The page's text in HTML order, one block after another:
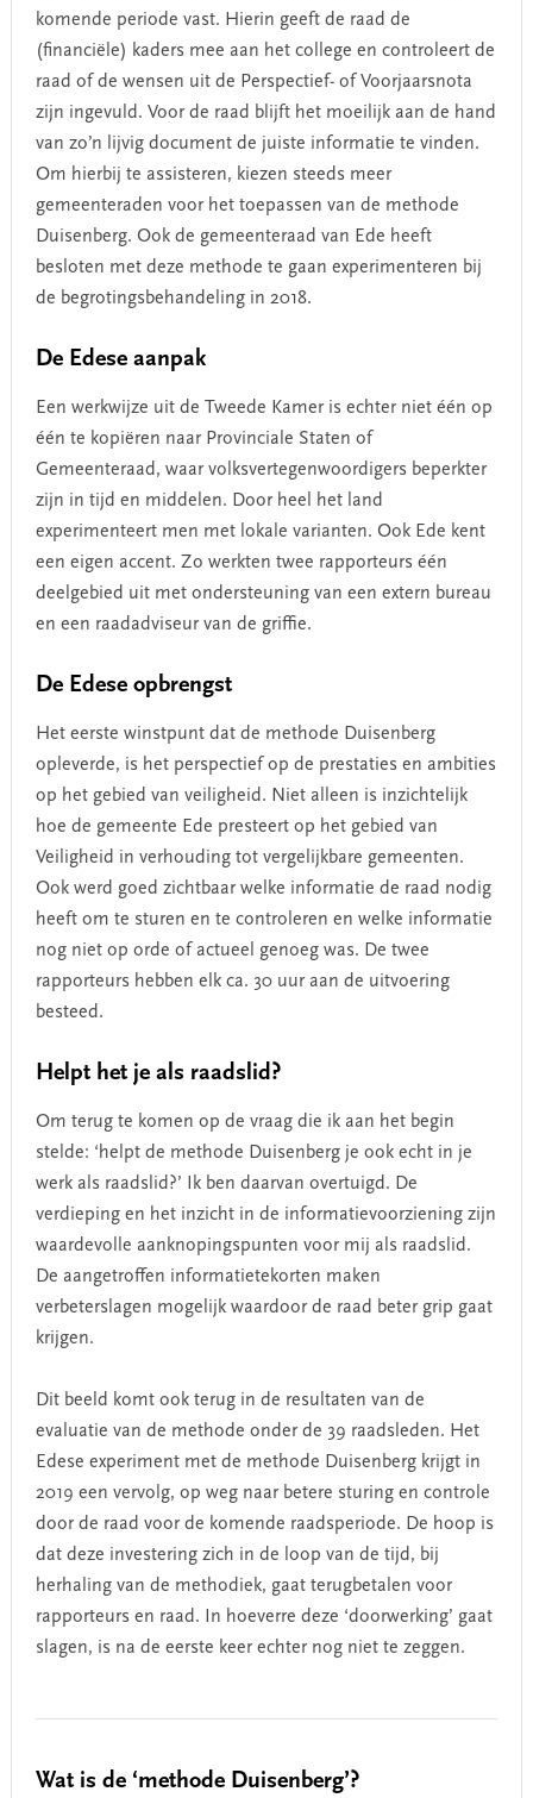
komende periode vast. Hierin geeft de raad de
(financiële) kaders mee aan het college en controleert de
raad of de wensen uit de Perspectief- of Voorjaarsnota
zijn ingevuld. Voor de raad blijft het moeilijk aan de hand
van zo’n lijvig document de juiste informatie te vinden.
Om hierbij te assisteren, kiezen steeds meer
gemeenteraden voor het toepassen van de methode
Duisenberg. Ook de gemeenteraad van Ede heeft
besloten met deze methode te gaan experimenteren bij
de begrotingsbehandeling in 2018.
De Edese aanpak
Een werkwijze uit de Tweede Kamer is echter niet één op
één te kopiëren naar Provinciale Staten of
Gemeenteraad, waar volksvertegenwoordigers beperkter
zijn in tijd en middelen. Door heel het land
experimenteert men met lokale varianten. Ook Ede kent
een eigen accent. Zo werkten twee rapporteurs één
deelgebied uit met ondersteuning van een extern bureau
en een raadadviseur van de griffie.
De Edese opbrengst
Het eerste winstpunt dat de methode Duisenberg
opleverde, is het perspectief op de prestaties en ambities
op het gebied van veiligheid. Niet alleen is inzichtelijk
hoe de gemeente Ede presteert op het gebied van
Veiligheid in verhouding tot vergelijkbare gemeenten.
Ook werd goed zichtbaar welke informatie de raad nodig
heeft om te sturen en te controleren en welke informatie
nog niet op orde of actueel genoeg was. De twee
rapporteurs hebben elk ca. 30 uur aan de uitvoering
besteed.
Helpt het je als raadslid?
Om terug te komen op de vraag die ik aan het begin
stelde: ‘helpt de methode Duisenberg je ook echt in je
werk als raadslid?’ Ik ben daarvan overtuigd. De
verdieping en het inzicht in de informatievoorziening zijn
waardevolle aanknopingspunten voor mij als raadslid.
De aangetroffen informatietekorten maken
verbeterslagen mogelijk waardoor de raad beter grip gaat
krijgen.
Dit beeld komt ook terug in de resultaten van de
evaluatie van de methode onder de 39 raadsleden. Het
Edese experiment met de methode Duisenberg krijgt in
2019 een vervolg, op weg naar betere sturing en controle
door de raad voor de komende raadsperiode. De hoop is
dat deze investering zich in de loop van de tijd, bij
herhaling van de methodiek, gaat terugbetalen voor
rapporteurs en raad. In hoeverre deze ‘doorwerking’ gaat
slagen, is na de eerste keer echter nog niet te zeggen.
Wat is de ‘methode Duisenberg’?